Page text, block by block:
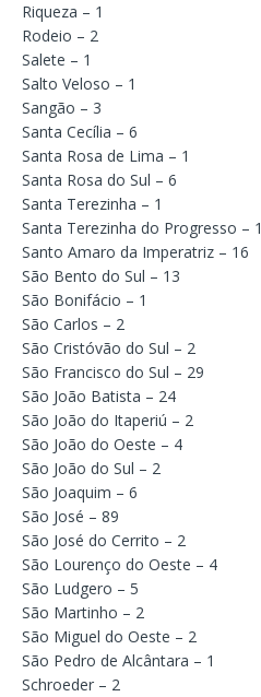
Riqueza – 1
Rodeio – 2
Salete – 1
Salto Veloso – 1
Sangão – 3
Santa Cecília – 6
Santa Rosa de Lima – 1
Santa Rosa do Sul – 6
Santa Terezinha – 1
Santa Terezinha do Progresso – 1
Santo Amaro da Imperatriz – 16
São Bento do Sul – 13
São Bonifácio – 1
São Carlos – 2
São Cristóvão do Sul – 2
São Francisco do Sul – 29
São João Batista – 24
São João do Itaperiú – 2
São João do Oeste – 4
São João do Sul – 2
São Joaquim – 6
São José – 89
São José do Cerrito – 2
São Lourenço do Oeste – 4
São Ludgero – 5
São Martinho – 2
São Miguel do Oeste – 2
São Pedro de Alcântara – 1
Schroeder – 2